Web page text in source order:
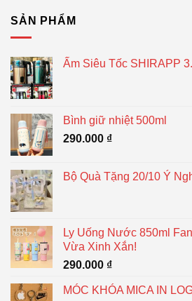
SẢN PHẨM
Ấm Siêu Tốc SHIRAPP
Bình giữ nhiệt 500ml
290.000 ₫
Bộ Quà Tặng 20/10 Ý
Ly Uống Nước 850ml
Vừa Xinh Xắn!
290.000 ₫
MÓC KHÓA MICA IN